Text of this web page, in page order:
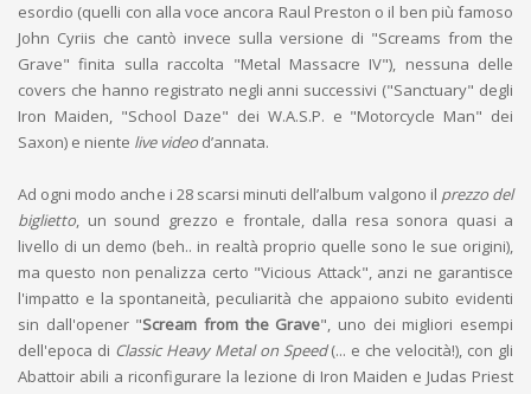
esordio (quelli con alla voce ancora Raul Preston o il ben più famoso
John Cyriis che cantò invece sulla versione di "Screams from the
Grave" finita sulla raccolta "Metal Massacre IV"), nessuna delle
covers che hanno registrato negli anni successivi ("Sanctuary" degli
Iron Maiden, "School Daze" dei W.A.S.P. e "Motorcycle Man" dei
Saxon) e niente live video d’annata.
Ad ogni modo anche i 28 scarsi minuti dell’album valgono il prezzo del
biglietto, un sound grezzo e frontale, dalla resa sonora quasi a
livello di un demo (beh.. in realtà proprio quelle sono le sue origini),
ma questo non penalizza certo "Vicious Attack", anzi ne garantisce
l'impatto e la spontaneità, peculiarità che appaiono subito evidenti
sin dall'opener "Scream from the Grave", uno dei migliori esempi
dell'epoca di Classic Heavy Metal on Speed(... e che velocità!), con gli
Abattoir abili a riconfigurare la lezione di Iron Maiden e Judas Priest